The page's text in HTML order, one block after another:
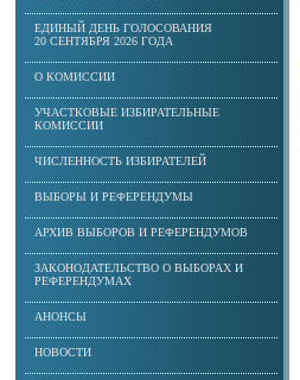
ЕДИНЫЙ ДЕНЬ ГОЛОСОВАНИЯ
20 СЕНТЯБРЯ 2026 ГОДА
О КОМИССИИ
УЧАСТКОВЫЕ ИЗБИРАТЕЛЬНЫЕ
КОМИССИИ
ЧИСЛЕННОСТЬ ИЗБИРАТЕЛЕЙ
ВЫБОРЫ И РЕФЕРЕНДУМЫ
АРХИВ ВЫБОРОВ И РЕФЕРЕНДУМОВ
ЗАКОНОДАТЕЛЬСТВО О ВЫБОРАХ И
РЕФЕРЕНДУМАХ
АНОНСЫ
НОВОСТИ